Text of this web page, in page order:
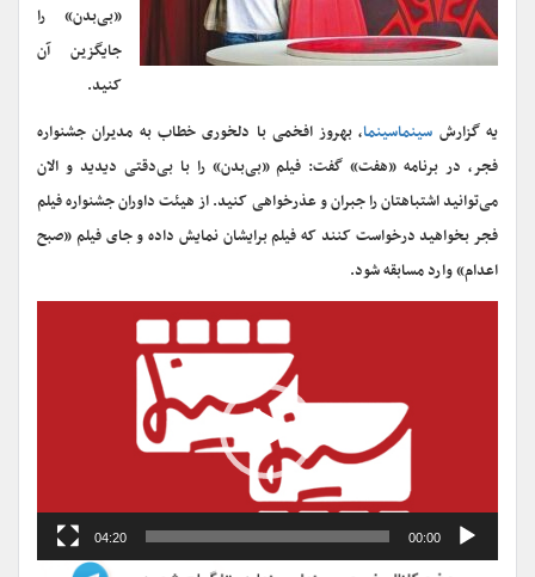
«بی‌بدن» را
جایگزین آن
کنید.
یه گزارش سینماسینما، بهروز افخمی با دلخوری خطاب به مدیران جشنواره
فجر، در برنامه «هفت» گفت: فیلم «بی‌بدن» را با بی‌دقتی دیدید و الان
می‌توانید اشتباهتان را جبران و عذرخواهی کنید. از هیئت داوران جشنواره فیلم
فجر بخواهید درخواست کنند که فیلم برایشان نمایش داده و جای فیلم «صبح
اعدام» وارد مسابقه شود.
00:00
04:20